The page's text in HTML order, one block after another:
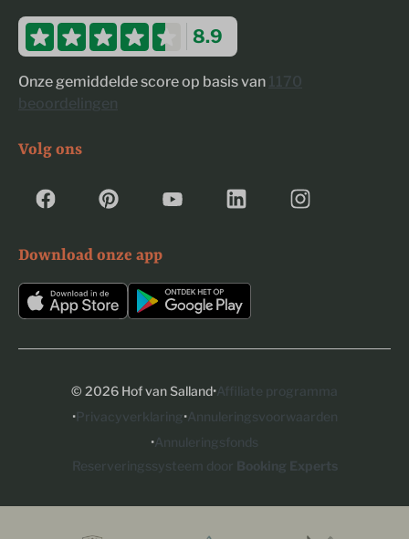
8.9
Onze gemiddelde score op basis van 1170
beoordelingen
Volg ons
Download onze app
© 2026 Hof van Salland·Affiliate programma
·Privacyverklaring·Annuleringsvoorwaarden
·Annuleringsfonds
Reserveringssysteem door Booking Experts